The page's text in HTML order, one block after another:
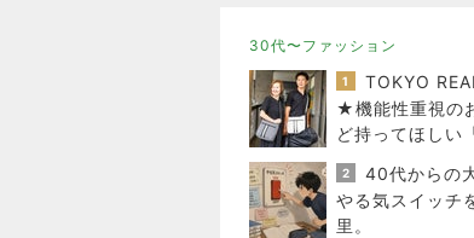
30代〜ファッション
1
★機能性重視の
ど持ってほしい
グ」
2
やる気スイッチ
里。